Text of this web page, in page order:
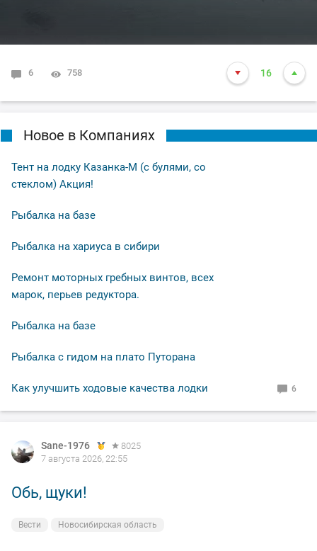
6 758 16
Новое в Компаниях
Тент на лодку Казанка-М (с булями, со
стеклом) Акция!
Рыбалка на базе
Рыбалка на хариуса в сибири
Ремонт моторных гребных винтов, всех
марок, перьев редуктора.
Рыбалка на базе
Рыбалка с гидом на плато Путорана
Как улучшить ходовые качества лодки 6
Sane-1976
8025
7 августа 2026, 22:55
Обь, щуки!
Вести Новосибирская область